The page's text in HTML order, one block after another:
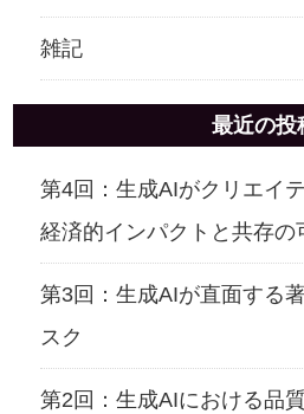
雑記
最近の投
第4回：生成AIがクリエイ
経済的インパクトと共存の
第3回：生成AIが直面する
スク
第2回：生成AIにおける品